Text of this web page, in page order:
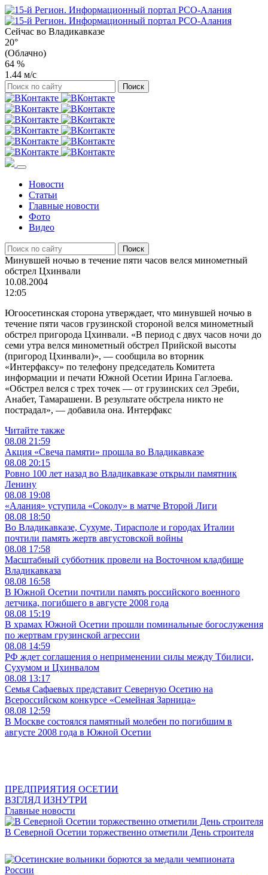
Сейчас во Владикавказе
20°
(Облачно)
64 %
1.44 м/с
Новости
Статьи
Главные новости
Фото
Видео
Минувшей ночью в течение пяти часов велся минометный
обстрел Цхинвали
10.08.2004
12:05
Югоосетинская сторона утверждает, что минувшей ночью в
течение пяти часов грузинской стороной велся минометный
обстрел пригорода Цхинвали. «В период с двух часов ночи до
семи утра велся минометный обстрел Прийской высоты
(пригород Цхинвали)», — сообщила во вторник
«Интерфаксу» по телефону председатель Комитета
информации и печати Южной Осетии Ирина Гаглоева.
«Обстрел велся с трех точек — от грузинских сел Эреби,
Анабет, Тамарашени. В результате обстрела никто не
пострадал», — добавила она. Интерфакс
Читайте также
08.08 21:59
Акция «Свеча памяти» прошла во Владикавказе
08.08 20:15
Ровно 100 лет назад во Владикавказе открыли памятник
Ленину
08.08 19:08
«Алания» уступила «Соколу» в матче Второй Лиги
08.08 18:50
Во Владикавказе, Сухуме, Тирасполе и городах Италии
почтили память жертв августовской войны
08.08 17:58
Масштабный субботник провели на Восточном кладбище
Владикавказа
08.08 16:58
В Южной Осетии почтили память российского военного
летчика, погибшего в августе 2008 года
08.08 15:19
В храмах Южной Осетии прошли поминальные богослужения
по жертвам грузинской агрессии
08.08 14:59
РФ ждет соглашения о неприменении силы между Тбилиси,
Сухумом и Цхинвалом
08.08 13:17
Семья Сафаевых представит Северную Осетию на
Всероссийском конкурсе «Семейная Зарница»
08.08 12:59
В Москве состоялся памятный молебен по погибшим в
августе 2008 года в Южной Осетии
ПРЕДПРИЯТИЯ ОСЕТИИ
ВЗГЛЯД ИЗНУТРИ
Главные новости
В Северной Осетии торжественно отметили День строителя